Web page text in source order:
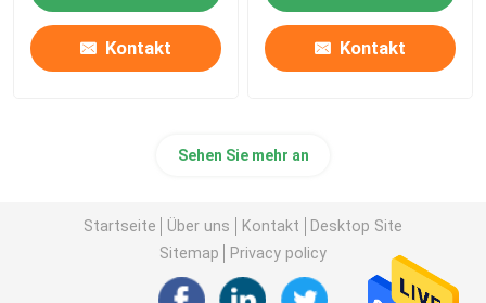
Kontakt Kontakt
Sehen Sie mehr an
Startseite Über uns Kontakt
Desktop Site
Sitemap
Privacy policy